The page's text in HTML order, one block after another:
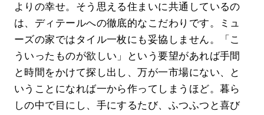
よりの幸せ。そう思える住まいに共通しているの
は、ディテールへの徹底的なこだわりです。ミュ
ーズの家ではタイル一枚にも妥協しません。「こ
ういったものが欲しい」という要望があれば手間
と時間をかけて探し出し、万が一市場にない、と
いうことになれば一から作ってしまうほど。暮ら
しの中で目にし、手にするたび、ふつふつと喜び